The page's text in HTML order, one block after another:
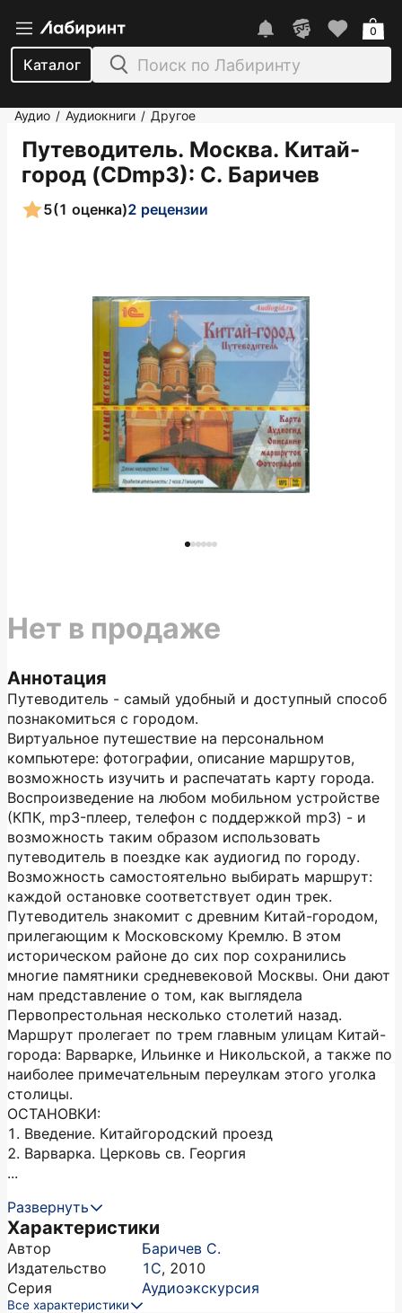
Каталог
0
Аудио / Аудиокниги / Другое
Путеводитель. Москва. Китай-
город (CDmp3): С. Баричев
5(1 оценка)2 рецензии
Аннотация
Путеводитель - самый удобный и доступный способ
познакомиться с городом.
Виртуальное путешествие на персональном
компьютере: фотографии, описание маршрутов,
возможность изучить и распечатать карту города.
Воспроизведение на любом мобильном устройстве
(КПК, mp3-плеер, телефон с поддержкой mp3) - и
возможность таким образом использовать
путеводитель в поездке как аудиогид по городу.
Возможность самостоятельно выбирать маршрут:
каждой остановке соответствует один трек.
Путеводитель знакомит с древним Китай-городом,
прилегающим к Московскому Кремлю. В этом
историческом районе до сих пор сохранились
многие памятники средневековой Москвы. Они дают
нам представление о том, как выглядела
Первопрестольная несколько столетий назад.
Маршрут пролегает по трем главным улицам Китай-
города: Варварке, Ильинке и Никольской, а также по
наиболее примечательным переулкам этого уголка
столицы.
ОСТАНОВКИ:
1. Введение. Китайгородский проезд
2. Варварка. Церковь св. Георгия
...
Развернуть
Характеристики
Автор
Баричев С.
Издательство
1С, 2010
Серия
Аудиоэкскурсия
Все характеристики
Нет в продаже